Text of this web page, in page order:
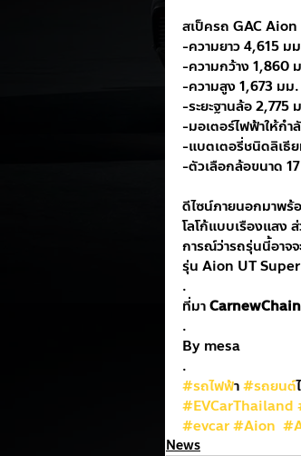
สเป็ครถ GAC
-ความยาว 4,615 ม
-ความกว้าง 1,860
-ความสูง 1,673 มม.
-ระยะฐานล้อ 2,775
-มอเตอร์ไฟฟ้าให้กำ
-แบตเตอรี่ชนิดลิเธี
-ตัวเลือกล้อขนาด 17
ดีไซน์ภายนอกมาพ
โลโก้แบบเรืองแสง
การณ์ว่ารถรุ่นนี้อาจ
รุ่น Aion UT
.
ที่มา
.
By mesa
.
#รถไฟฟ้า #รถยนต
#EVCarThailand
#evcar#Aion
News